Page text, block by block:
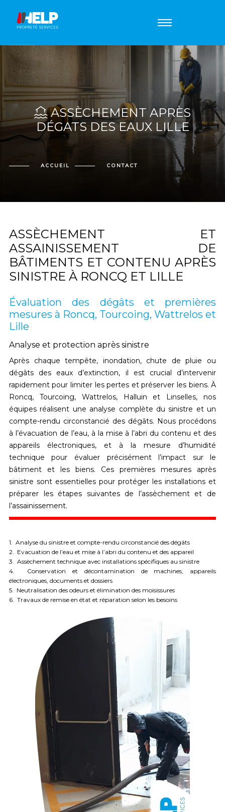
ASSÈCHEMENT APRÈS
DÉGATS DES EAUX LILLE
ACCUEIL CONTACT
ASSÈCHEMENT ET
ASSAINISSEMENT DE
BÂTIMENTS ET CONTENU APRÈS
SINISTRE À RONCQ ET LILLE
Évaluation des dégâts et premières
mesures à Roncq, Tourcoing, Wattrelos et
Lille
Analyse et protection après sinistre
Après chaquetempête, inondation, chute de pluie ou
dégâts des eaux d’extinction, il est crucial d’intervenir
rapidement pourlimiter les pertes et préserver les biens. À
Roncq, Tourcoing, Wattrelos, Halluin et Linselles, nos
équipes réalisent une analyse complète du sinistre et un
compte-rendu circonstancié des dégâts. Nous procédons
à l’évacuation de l’eau, à la mise à l’abri du contenu et des
appareils électroniques, et à lamesure d’humidité
technique pour évaluer précisément l’impact sur le
bâtiment et les biens. Ces premières mesures après
sinistre sont essentielles pour protéger les installations et
préparer les étapes suivantes de l’assèchement et de
l’assainissement.
1. Analyse du sinistre et compte-rendu circonstancié des dégâts
2. Evacuation de l’eau et mise à l’abri du contenu et des appareil
3. Assèchement technique avec installations spécifiques au sinistre
4. Conservation et décontamination de machines, appareils
électroniques, documents et dossiers
5. Neutralisation des odeurs et élimination des moisissures
6. Travaux de remise en état et réparation selon les besoins